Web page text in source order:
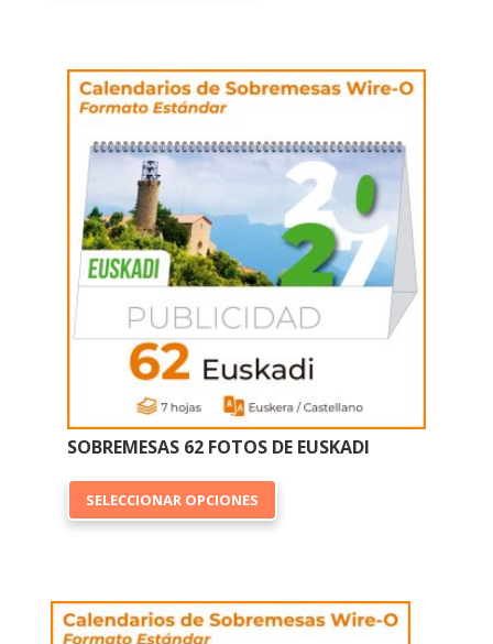
Las
se
pueden
elegir
en
página
de
producto
SOBREMESAS 62 FOTOS DE EUSKADI
SELECCIONAR OPCIONES
Las